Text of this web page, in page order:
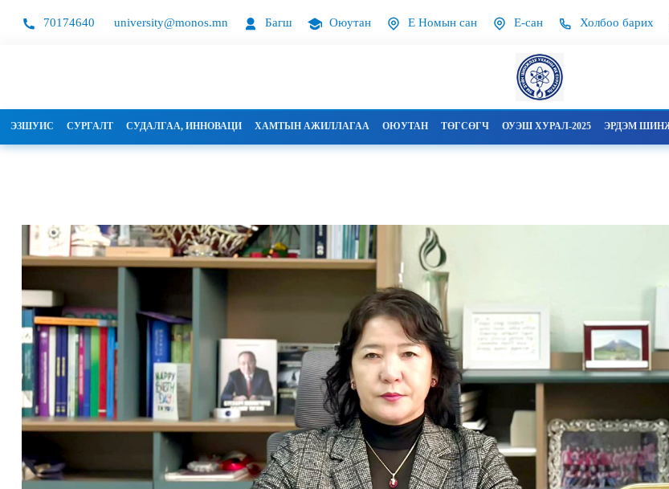
70174640 university@monos.mn Багш Оюутан Е Номын сан Е-сан Холбоо барих
ЭЗШУИС СУРГАЛТ СУДАЛГАА, ИННОВАЦИ ХАМТЫН АЖИЛЛАГАА ОЮУТАН ТӨГСӨГЧ ОУЭШ ХУРАЛ-2025 ЭРДЭМ